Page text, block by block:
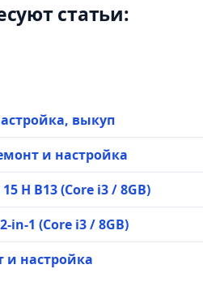
статьи:
выкуп
и настройка
H B13 (Core i3 / 8GB)
in-1 (Core i3 / 8GB)
и настройка